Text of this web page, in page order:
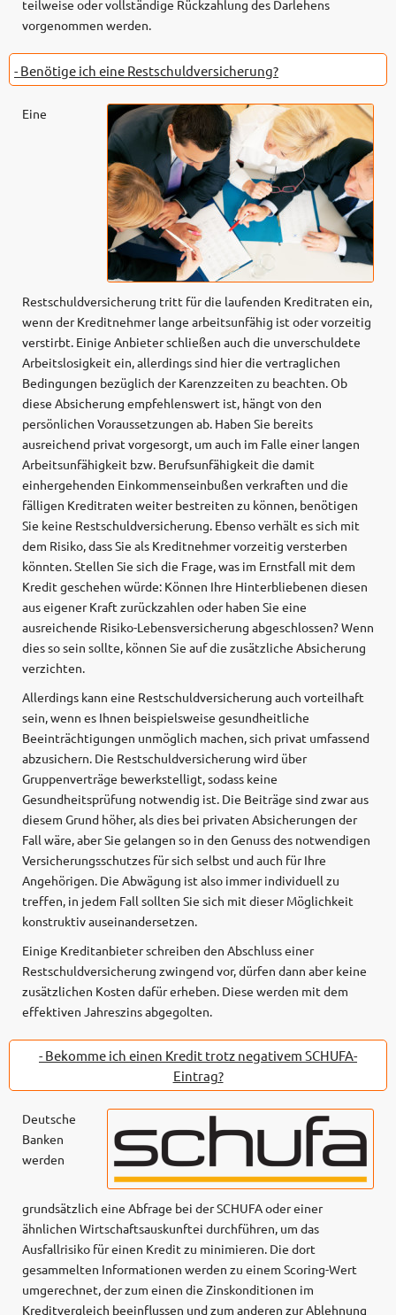
teilweise oder vollständige Rückzahlung des Darlehens
vorgenommen werden.
- Benötige ich eine Restschuldversicherung?
Eine
Restschuldversicherung tritt für die laufenden Kreditraten ein,
wenn der Kreditnehmer lange arbeitsunfähig ist oder vorzeitig
verstirbt. Einige Anbieter schließen auch die unverschuldete
Arbeitslosigkeit ein, allerdings sind hier die vertraglichen
Bedingungen bezüglich der Karenzzeiten zu beachten. Ob
diese Absicherung empfehlenswert ist, hängt von den
persönlichen Voraussetzungen ab. Haben Sie bereits
ausreichend privat vorgesorgt, um auch im Falle einer langen
Arbeitsunfähigkeit bzw. Berufsunfähigkeit die damit
einhergehenden Einkommenseinbußen verkraften und die
fälligen Kreditraten weiter bestreiten zu können, benötigen
Sie keine Restschuldversicherung. Ebenso verhält es sich mit
dem Risiko, dass Sie als Kreditnehmer vorzeitig versterben
könnten. Stellen Sie sich die Frage, was im Ernstfall mit dem
Kredit geschehen würde: Können Ihre Hinterbliebenen diesen
aus eigener Kraft zurückzahlen oder haben Sie eine
ausreichende Risiko-Lebensversicherung abgeschlossen? Wenn
dies so sein sollte, können Sie auf die zusätzliche Absicherung
verzichten.
Allerdings kann eine Restschuldversicherung auch vorteilhaft
sein, wenn es Ihnen beispielsweise gesundheitliche
Beeinträchtigungen unmöglich machen, sich privat umfassend
abzusichern. Die Restschuldversicherung wird über
Gruppenverträge bewerkstelligt, sodass keine
Gesundheitsprüfung notwendig ist. Die Beiträge sind zwar aus
diesem Grund höher, als dies bei privaten Absicherungen der
Fall wäre, aber Sie gelangen so in den Genuss des notwendigen
Versicherungsschutzes für sich selbst und auch für Ihre
Angehörigen. Die Abwägung ist also immer individuell zu
treffen, in jedem Fall sollten Sie sich mit dieser Möglichkeit
konstruktiv auseinandersetzen.
Einige Kreditanbieter schreiben den Abschluss einer
Restschuldversicherung zwingend vor, dürfen dann aber keine
zusätzlichen Kosten dafür erheben. Diese werden mit dem
effektiven Jahreszins abgegolten.
- Bekomme ich einen Kredit trotz negativem SCHUFA-
Eintrag?
Deutsche
Banken
werden
grundsätzlich eine Abfrage bei der SCHUFA oder einer
ähnlichen Wirtschaftsauskunftei durchführen, um das
Ausfallrisiko für einen Kredit zu minimieren. Die dort
gesammelten Informationen werden zu einem Scoring-Wert
umgerechnet, der zum einen die Zinskonditionen im
Kreditvergleich beeinflussen und zum anderen zur Ablehnung